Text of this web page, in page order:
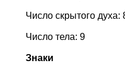
Число скрытого духа:
Число тела: 9
Знаки